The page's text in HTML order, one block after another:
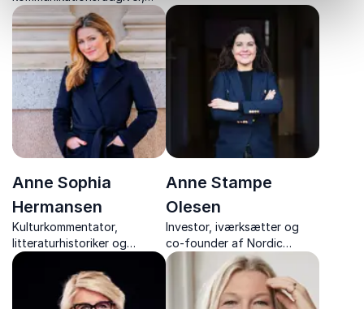
Anne Sofie Espersen leverer
livsbekræftende foredrag
om modgang, selvrespekt
og om styrken til at rejse sig
igen.
Showbiz om Morten
Messerschmidt
Anne Sophia
Hermansen
Kulturkommentator,
litteraturhistoriker og
meningsdanner, Anne
Sophia Hermansen, giver
klare perspektiver på
Anne Stampe
Olesen
Investor, iværksætter og
co-founder af Nordic
Female Founders, kendt fra
"Løvens Hule". En strateg
med baggrund i ledelse og